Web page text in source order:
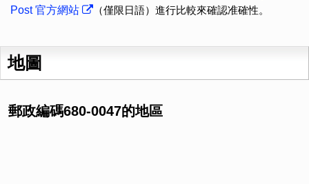
Post 官方網站
（僅限日語）進行比較來確認准確性。
地圖
郵政編碼680-0047的地區